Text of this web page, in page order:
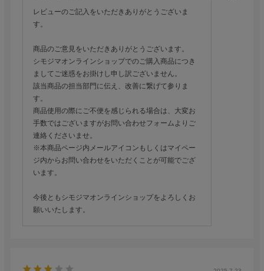
レビューのご記入をいただきありがとうございま
す。
商品のご意見をいただきありがとうございます。
シモジマオンラインショップでのご購入商品につき
ましてご迷惑をお掛けし申し訳ございません。
該当商品の担当部門に伝え、改善に繋げて参りま
す。
商品使用の際にご不便を感じられる場合は、大変お
手数ではございますがお問い合わせフォームよりご
連絡くださいませ。
※本商品ページ内メールアイコンもしくはマイペー
ジ内からお問い合わせをいただくことが可能でござ
います。
今後ともシモジマオンラインショップをよろしくお
願いいたします。